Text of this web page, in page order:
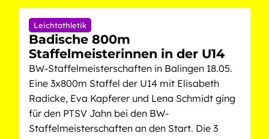
Leichtathletik
Badische 800m
Staffelmeisterinnen in der U14
BW-Staffelmeisterschaften in Balingen 18.05.
Eine 3x800m Staffel der U14 mit Elisabeth
Radicke, Eva Kapferer und Lena Schmidt ging
für den PTSV Jahn bei den BW-
Staffelmeisterschaften an den Start. Die 3